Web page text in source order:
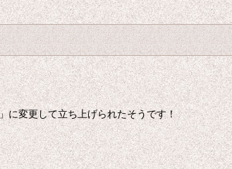
に変更して立ち上げられたそうです！